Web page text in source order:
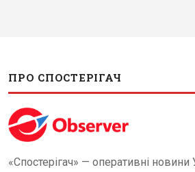
ПРО СПОСТЕРІГАЧ
«Спостерігач» — оперативні новини